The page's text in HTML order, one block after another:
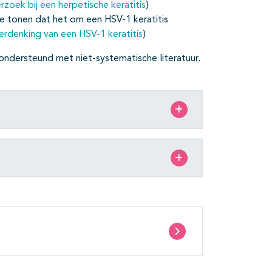
bij een herpetische keratitis)
tonen dat het om een HSV-1 keratitis
van een HSV-1 keratitis)
met niet-systematische literatuur.